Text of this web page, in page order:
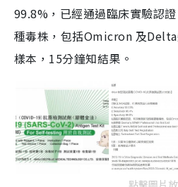
99.8%，已經通過臨床實驗認
種毒株，包括Omicron 及
樣本，15分鐘知結果。
點擊圖片